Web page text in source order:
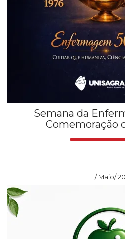
Semana da
Comemoração
11/ Maio/